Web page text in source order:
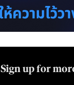
Sign up for